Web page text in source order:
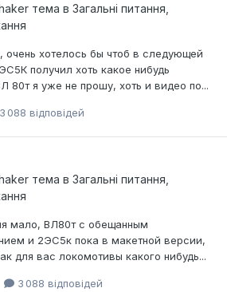
тема в Загальні питання,
хотелось бы чтоб в следующей
получил хоть какое нибудь
80т я уже не прошу, хоть и видео по...
3 088 відповідей
тема в Загальні питання,
мало, ВЛ80т с обещанным
и 2ЭС5к пока в макетной версии,
для вас локомотивы какого нибудь...
3 088 відповідей